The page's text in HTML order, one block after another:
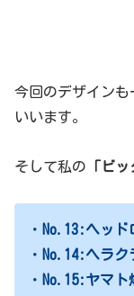
今回のデザイン
いいます。
そして私の 「ビ
・ No.13:ヘッド
・ No.14:ヘラク
・ No.15:ヤマト